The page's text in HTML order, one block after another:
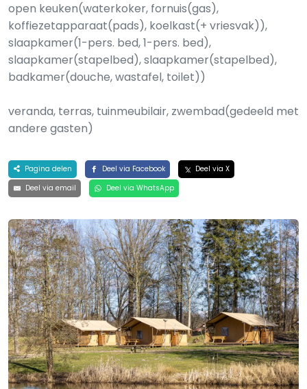
open keuken(waterkoker, fornuis(gas),
koffiezetapparaat(pads), koelkast(+ vriesvak)),
slaapkamer(1-pers. bed, 1-pers. bed),
slaapkamer(stapelbed), slaapkamer(stapelbed),
badkamer(douche, wastafel, toilet))
veranda, terras, tuinmeubilair, zwembad(gedeeld met
andere gasten)
Pagina delen Deel via Facebook
Deel via X
Deel via email
Deel via WhatsApp